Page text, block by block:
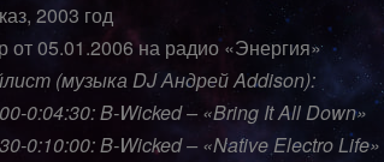
2003 год
от 05.01.2006 на радио «Энергия»
(музыка DJ Андрей Addison):
0:04:30: B-Wicked – «Bring It All Down»
0:10:00: B-Wicked – «Native Electro Life»